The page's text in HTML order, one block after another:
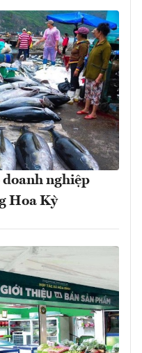
doanh nghiệp
Hoa Kỳ